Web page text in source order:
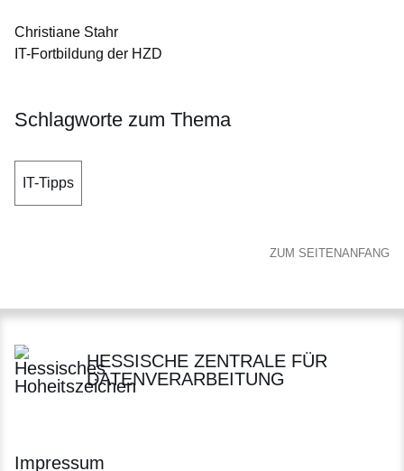
Christiane Stahr
IT-Fortbildung der HZD
Schlagworte zum Thema
IT-Tipps
ZUM SEITENANFANG
HESSISCHE ZENTRALE FÜR
DATENVERARBEITUNG
Impressum